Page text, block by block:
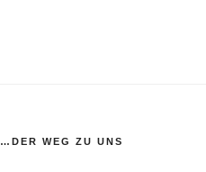
…DER WEG ZU UNS